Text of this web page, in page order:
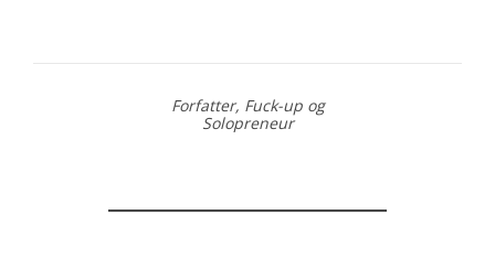
Forfatter, Fuck-up og
Solopreneur